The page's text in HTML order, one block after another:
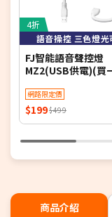
4折
語音操控 三色燈光
FJ智能語音聲控燈
MZ2(USB供電)(買
網路限定價
$199$499
商品介紹